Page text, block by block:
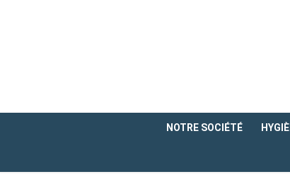
NOTRE SOCIÉTÉ